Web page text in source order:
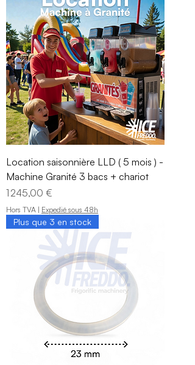
Location saisonnière LLD ( 5 mois ) -
Machine Granité 3 bacs + chariot
Prix
1 245,00 €
Hors TVA | Expedié sous 48h
Plus que 3 en stock